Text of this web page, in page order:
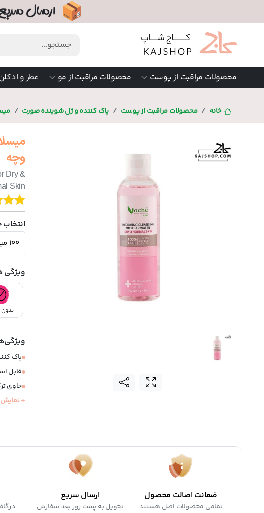
محصولات مراقبت از پوست محصولات مراقبت از مو عطر و ادکلن
خانه محصولات مراقبت از پوست پاک کننده و ژل شوینده صورت
وچه
Dry &
Skin
100 میل
ویژگی
بدون
پاک
قابل
حاوی
تسکین+
ضمانت اصالت محصول
تمامی محصولات اصل هستند
ارسال سریع
تحویل به پست روز بعد سفارش